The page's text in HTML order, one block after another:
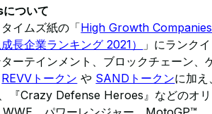
ついて
イムズ紙の「High Growth
長企業ランキング 2021）
」にランク
ーテインメント、ブロックチェーン、
REVVトークン や SANDトークンに加
『Crazy Defense Heroes』などのオ